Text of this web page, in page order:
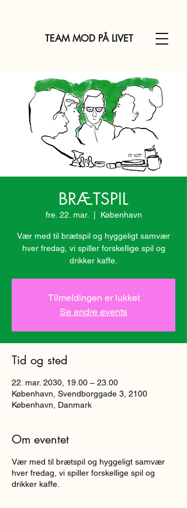
TEAM MOD PÅ LIVET
BRÆTSPIL
fre. 22. mar. København
Vær med til brætspil og hyggeligt samvær
hver fredag, vi spiller forskellige spil og
drikker kaffe.
Tilmeldingen er lukket
Se andre events
Tid og sted
22. mar. 2030, 19.00 – 23.00
København, Svendborggade 3, 2100
København, Danmark
Om eventet
Vær med til brætspil og hyggeligt samvær
hver fredag, vi spiller forskellige spil og
drikker kaffe.